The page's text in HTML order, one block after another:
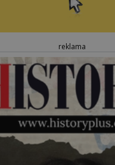
reklama